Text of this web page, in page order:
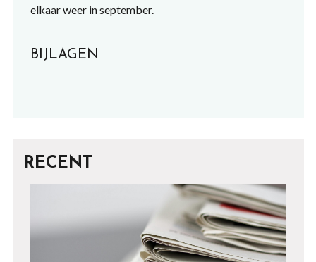
elkaar weer in september.
BIJLAGEN
RECENT